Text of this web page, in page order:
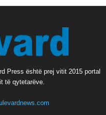
Press është prej vitit 2015 portal
të qytetarëve.